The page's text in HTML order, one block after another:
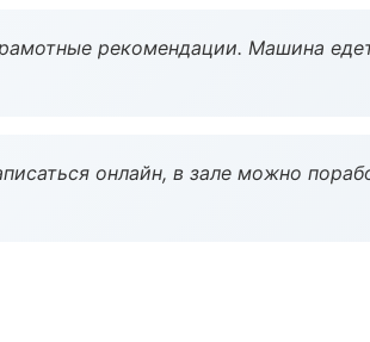
рекомендации. Машина
онлайн, в зале можно